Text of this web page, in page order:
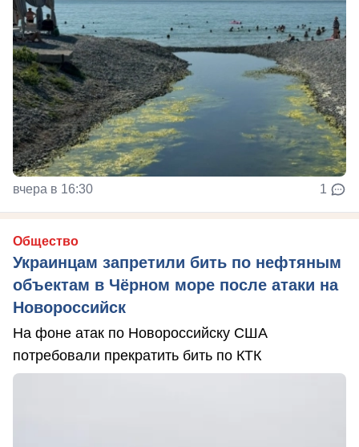
вчера в 16:30 1
Общество
Украинцам запретили бить по нефтяным
объектам в Чёрном море после атаки на
Новороссийск
На фоне атак по Новороссийску США
потребовали прекратить бить по КТК